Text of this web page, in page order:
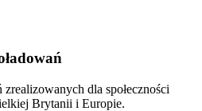
zrealizowanych dla społeczności
Brytanii i Europie.